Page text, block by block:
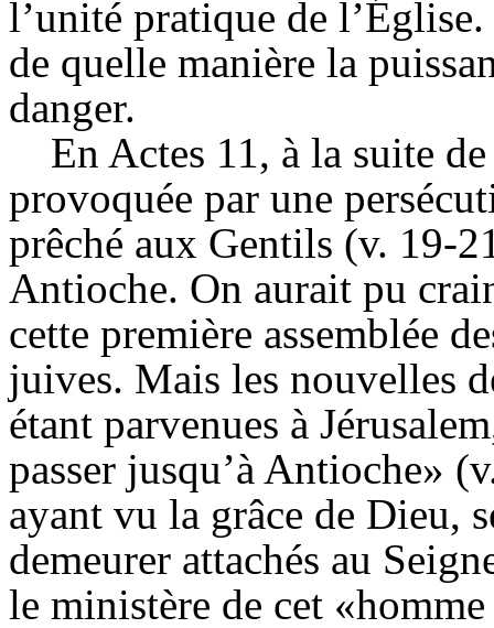
l’unité pratique de
de quelle manière la
danger.
En Actes 11, à la suite
provoquée par une
prêché aux Gentils (v. 19-
Antioche. On aurait pu
cette première assemblée
juives. Mais les nouvelles
étant parvenues à
passer jusqu’à Antioche»
ayant vu la grâce de Dieu,
demeurer attachés au
le ministère de cet